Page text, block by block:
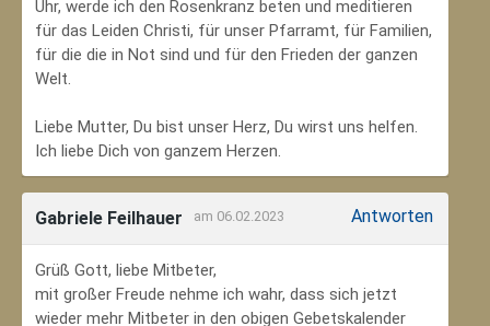
Uhr, werde ich den Rosenkranz beten und meditieren
für das Leiden Christi, für unser Pfarramt, für Familien,
für die die in Not sind und für den Frieden der ganzen
Welt.
Liebe Mutter, Du bist unser Herz, Du wirst uns helfen.
Ich liebe Dich von ganzem Herzen.
Gabriele Feilhauer am 06.02.2023 Antworten
Grüß Gott, liebe Mitbeter,
mit großer Freude nehme ich wahr, dass sich jetzt
wieder mehr Mitbeter in den obigen Gebetskalender